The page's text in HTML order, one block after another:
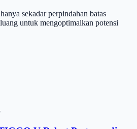
sekadar perpindahan batas
untuk mengoptimalkan potensi